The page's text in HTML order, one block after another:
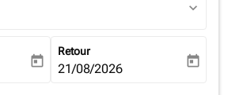
expand_more
date-aria-label
today
Retour
fc-booking-return-date-aria-
21/08/2026 today